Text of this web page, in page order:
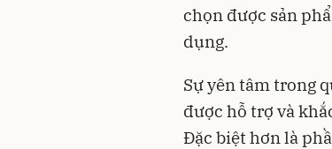
chọn được sản
dụng.
Sự yên tâm trong
được hỗ trợ và
Đặc biệt hơn là